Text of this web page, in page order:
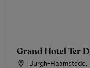
Grand Hotel Ter
Burgh-Haamstede,